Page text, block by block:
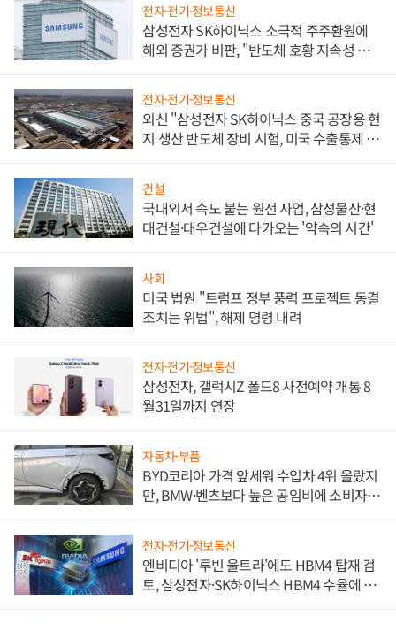
전자·전기·정보통신
삼성전자 SK하이닉스 소극적 주주환원에
해외 증권가 비판, "반도체 호황 지속성 의
전자·전기·정보통신
외신 "삼성전자 SK하이닉스 중국 공장용 현
지 생산 반도체 장비 시험, 미국 수출통제 대
건설
국내외서 속도 붙는 원전 사업, 삼성물산·현
대건설·대우건설에 다가오는 '약속의 시간'
사회
미국 법원 "트럼프 정부 풍력 프로젝트 동결
조치는 위법", 해제 명령 내려
전자·전기·정보통신
삼성전자, 갤럭시Z 폴드8 사전예약 개통 8
월31일까지 연장
자동차·부품
BYD코리아 가격 앞세워 수입차 4위 올랐지
만, BMW·벤츠보다 높은 공임비에 소비자
전자·전기·정보통신
엔비디아 '루빈 울트라'에도 HBM4 탑재 검
토, 삼성전자·SK하이닉스 HBM4 수율에 주